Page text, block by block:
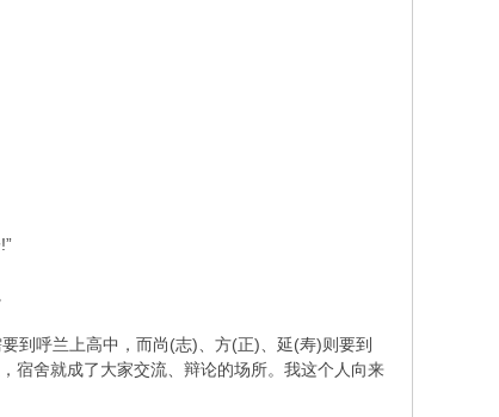
呼兰上高中，而尚(志)、方(正)、延(寿)则要到
宿舍就成了大家交流、辩论的场所。我这个人向来